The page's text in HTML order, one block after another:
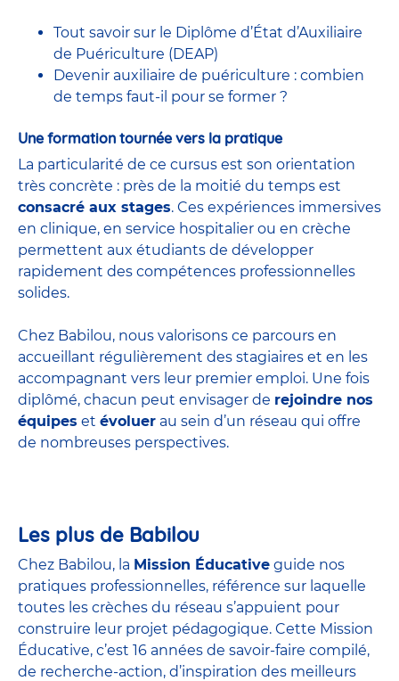
Tout savoir sur le Diplôme d’État d’Auxiliaire
de Puériculture (DEAP)
Devenir auxiliaire de puériculture : combien
de temps faut-il pour se former ?
Une formation tournée vers la pratique
La particularité de ce cursus est son orientation
très concrète : près de la moitié du temps est
consacré aux stages. Ces expériences immersives
en clinique, en service hospitalier ou en crèche
permettent aux étudiants de développer
rapidement des compétences professionnelles
solides.
Chez Babilou, nous valorisons ce parcours en
accueillant régulièrement des stagiaires et en les
accompagnant vers leur premier emploi. Une fois
diplômé, chacun peut envisager de rejoindre nos
équipes et évoluer au sein d’un réseau qui offre
de nombreuses perspectives.
Les plus de Babilou
Chez Babilou, la Mission Éducative guide nos
pratiques professionnelles, référence sur laquelle
toutes les crèches du réseau s’appuient pour
construire leur projet pédagogique. Cette Mission
Éducative, c’est 16 années de savoir-faire compilé,
de recherche-action, d’inspiration des meilleurs